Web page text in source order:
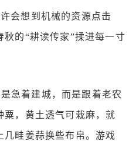
会想到机械的资源点击
的“耕读传家”揉进每一寸
急着建城，而是跟着老农
粟，黄土透气可栽麻，就
几畦姜蒜换些布帛。游戏